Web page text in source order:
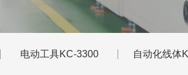
电动工具KC-3300 自动化线体